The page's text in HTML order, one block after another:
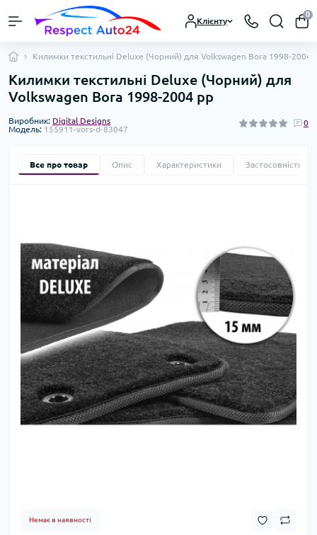
Клієнту
0
Килимки текстильні Deluxe (Чорний) для Volkswagen Bora 1998-2004
Килимки текстильні Deluxe (Чорний) для
Volkswagen Bora 1998-2004 рр
Виробник: Digital Designs
Модель: 155911-vors-d-83047
0
Все про товар Опис Характеристики Застосовність
Немає в наявності